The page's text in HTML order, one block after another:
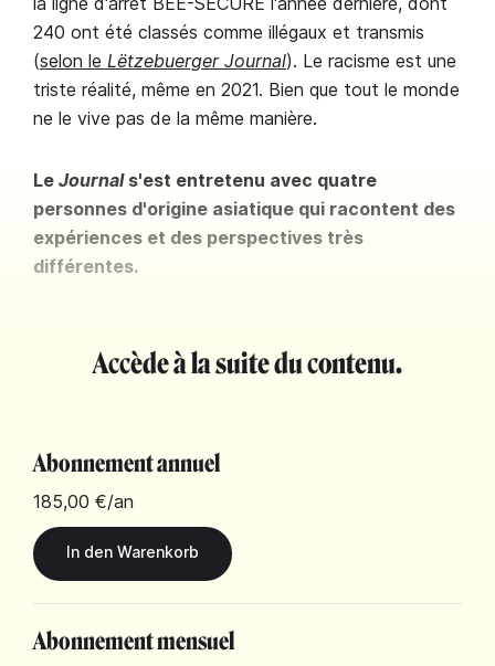
240 ont été classés comme illégaux et transmis
(selon le Lëtzebuerger Journal). Le racisme est une
triste réalité, même en 2021. Bien que tout le monde
ne le vive pas de la même manière.
Le Journals'est entretenu avec quatre
personnes d'origine asiatique qui racontent des
expériences et des perspectives très
différentes.
Accède à la suite du contenu.
Abonnement annuel
185,00 €/an
Abonnement mensuel